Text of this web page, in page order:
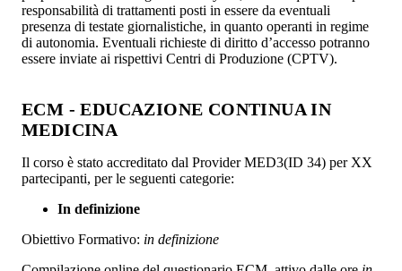
responsabilità di trattamenti posti in essere da eventuali
presenza di testate giornalistiche, in quanto operanti in regime
di autonomia. Eventuali richieste di diritto d’accesso potranno
essere inviate ai rispettivi Centri di Produzione (CPTV).
ECM - EDUCAZIONE CONTINUA IN
MEDICINA
Il corso è stato accreditato dal Provider MED3(ID 34) per XX
partecipanti, per le seguenti categorie:
In definizione
Obiettivo Formativo: in definizione